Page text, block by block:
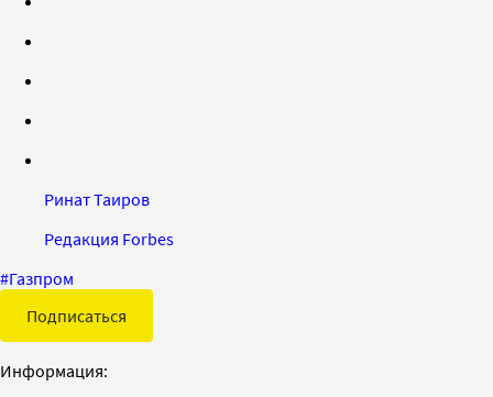
Ринат Таиров
Редакция Forbes
#Газпром
Подписаться
Информация: